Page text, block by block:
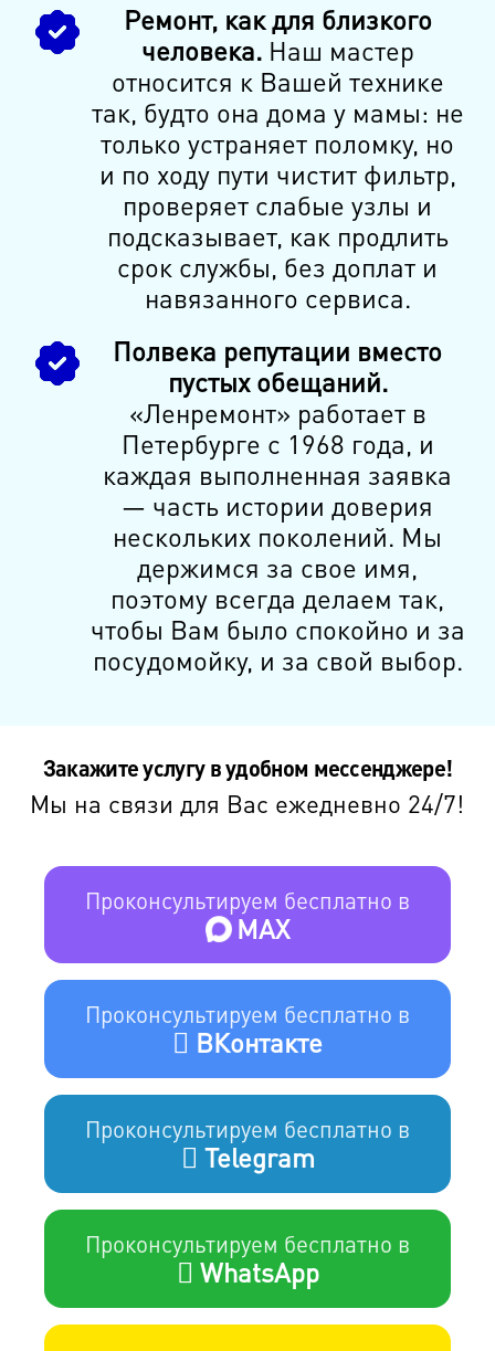
Ремонт, как для близкого
человека.Наш мастер
относится к Вашей техникe
так, будто она дома у мамы: не
только устраняет поломку, но
и по ходу пути чистит фильтр,
проверяет слабые узлы и
подсказывает, как продлить
срок службы, без доплат и
навязанного сервиса.
Полвека репутации вместо
пустых обещаний.
«Ленремонт» работает в
Петербурге с 1968 года, и
каждая выполненная заявка
— часть истории доверия
нескольких поколений. Мы
держимся за свое имя,
поэтому всегда делаем так,
чтобы Вам было спокойно и за
посудомойку, и за свой выбор.
Закажите услугу в удобном мессенджере!
Мы на связи для Вас ежедневно 24/7!
Проконсультируем бесплатно в
MAX
Проконсультируем бесплатно в
ВКонтакте
Проконсультируем бесплатно в
Telegram
Проконсультируем бесплатно в
WhatsApp